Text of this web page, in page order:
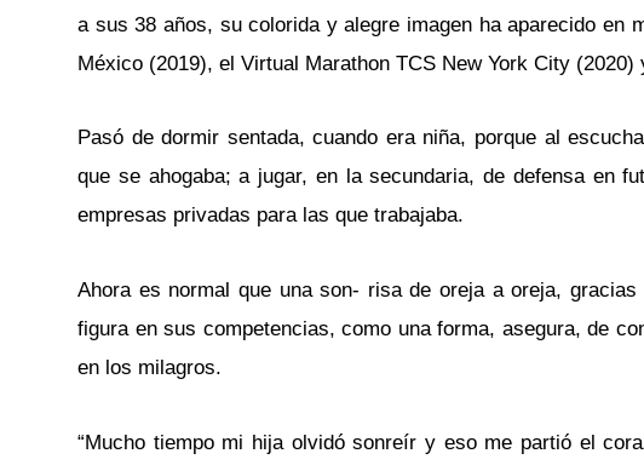
a sus 38 años, su colorida y alegre imagen ha aparecido en
México (2019), el Virtual Marathon TCS New York City
Pasó de dormir sentada, cuando era niña, porque al
que se ahogaba; a jugar, en la secundaria, de defensa en
empresas privadas para las que trabajaba.
Ahora es normal que una son- risa de oreja a oreja,
figura en sus competencias, como una forma, asegura, de
en los milagros.
“Mucho tiempo mi hija olvidó sonreír y eso me partió el